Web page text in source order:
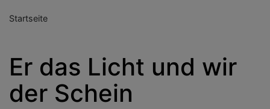
Startseite
Er das Licht und wir
der Schein